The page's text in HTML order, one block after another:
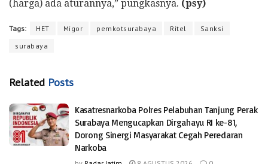
(harga) ada aturannya,” pungkasnya. (psy)
Tags: HET Migor pemkotsurabaya Ritel
Sanksi
surabaya
Related Posts
Kasatresnarkoba Polres Pelabuhan Tanjung Perak
Surabaya Mengucapkan Dirgahayu RI ke-81,
Dorong Sinergi Masyarakat Cegah Peredaran
Narkoba